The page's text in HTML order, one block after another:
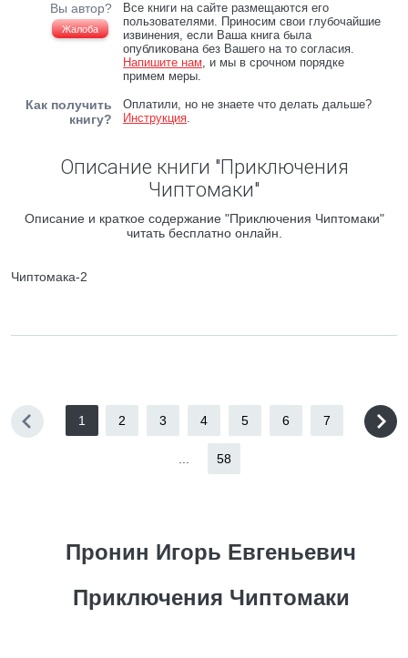
Вы автор?
Жалоба
Все книги на сайте размещаются его
пользователями. Приносим свои глубочайшие
извинения, если Ваша книга была
опубликована без Вашего на то согласия.
Напишите нам, и мы в срочном порядке
примем меры.
Как получить
книгу?
Оплатили, но не знаете что делать дальше?
Инструкция.
Описание книги "Приключения
Чиптомаки"
Описание и краткое содержание "Приключения Чиптомаки"
читать бесплатно онлайн.
Чиптомака-2
1 2 3 4 5 6 7
58
Пронин Игорь Евгеньевич
Приключения Чиптомаки